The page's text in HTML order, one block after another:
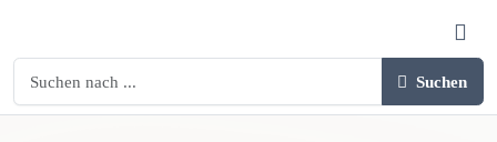
Suchen